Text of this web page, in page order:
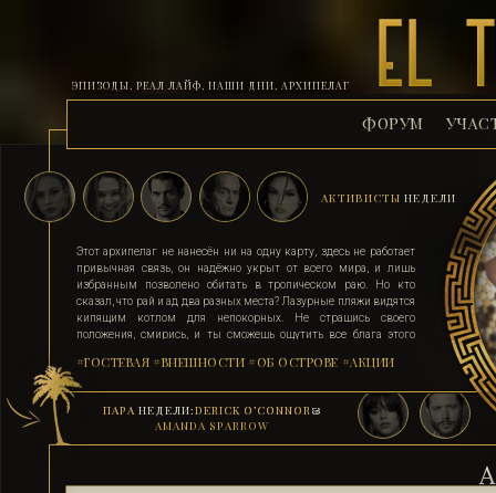
ЭПИЗОДЫ, РЕАЛ ЛАЙФ, НАШИ ДНИ, АРХИПЕЛАГ
ПАРА НЕДЕЛИ:DERICK O’CONNOR&
AMANDA SPARROW
#ГОСТЕВАЯ #ВНЕШНОСТИ #ОБ ОСТРОВЕ #АКЦИИ
Этот архипелаг не нанесён ни на одну карту, здесь не работает
привычная связь, он надёжно укрыт от всего мира, и лишь
избранным позволено обитать в тропическом раю. Но кто
сказал, что рай и ад два разных места? Лазурные пляжи видятся
кипящим котлом для непокорных. Не страшись своего
положения, смирись, и ты сможешь ощутить все блага этого
адептом. Выбери для себя стезю, ступай по ней, гордо неся статус
рабыни, иначе тебя силой поставят на колени. Помни, ад на
АКТИВИСТЫ НЕДЕЛИ
ФОРУМ